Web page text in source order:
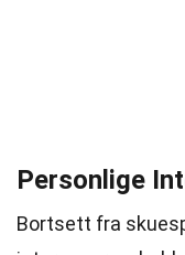
Personlige
Bortsett fra